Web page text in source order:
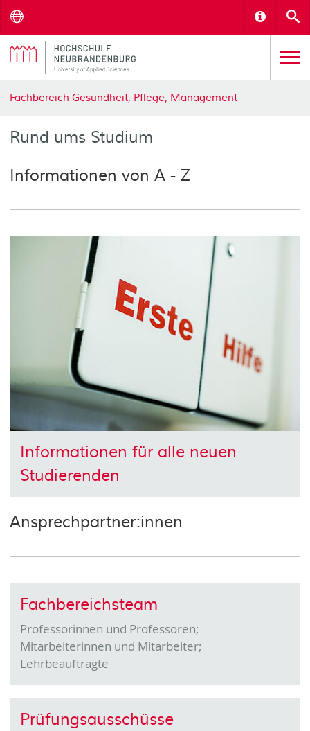
Fachbereich Gesundheit, Pflege, Management
Rund ums Studium
Informationen von A - Z
Informationen für alle neuen
Studierenden
Ansprechpartner:innen
Fachbereichsteam
Professorinnen und Professoren;
Mitarbeiterinnen und Mitarbeiter;
Lehrbeauftragte
Prüfungsausschüsse